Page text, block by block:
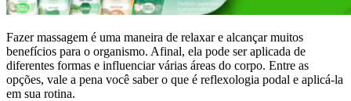
Fazer massagem é uma maneira de relaxar e alcançar muitos
benefícios para o organismo. Afinal, ela pode ser aplicada de
diferentes formas e influenciar várias áreas do corpo. Entre as
opções, vale a pena você saber o que é reflexologia podal e aplicá-la
em sua rotina.